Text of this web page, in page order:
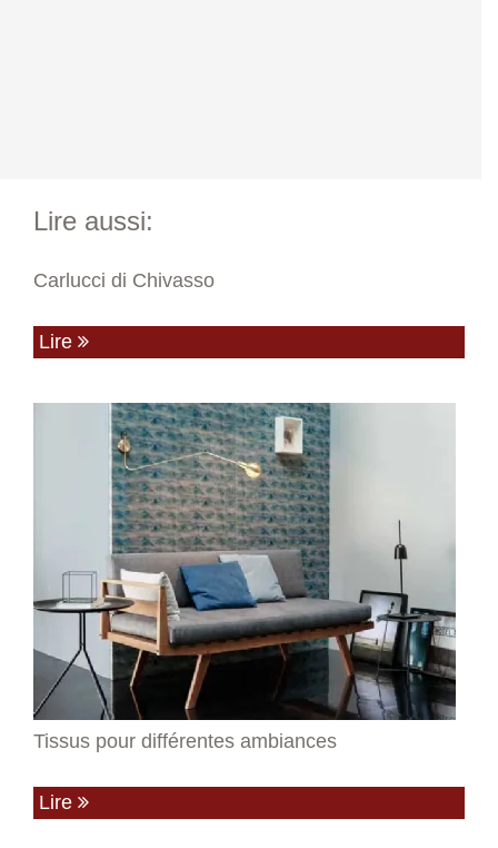
Lire aussi:
Carlucci di Chivasso
Lire
Tissus pour différentes ambiances
Lire